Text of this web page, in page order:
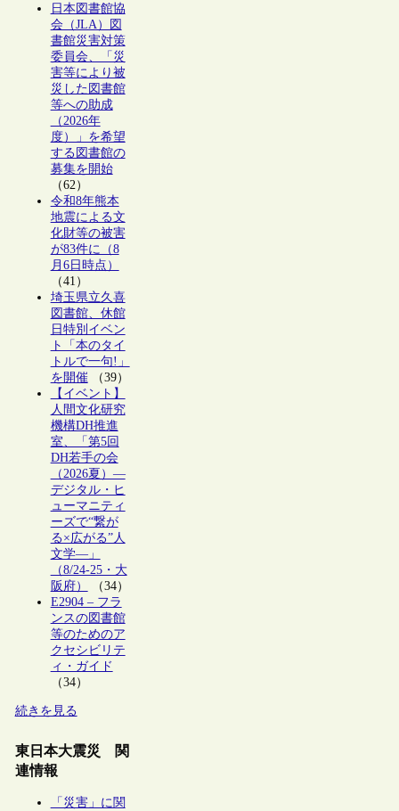
日本図書館協
会（JLA）図
書館災害対策
委員会、「災
害等により被
災した図書館
等への助成
（2026年
度）」を希望
する図書館の
募集を開始
（62）
令和8年熊本
地震による文
化財等の被害
が83件に（8
月6日時点）
（41）
埼玉県立久喜
図書館、休館
日特別イベン
ト「本のタイ
トルで一句!」
を開催（39）
【イベント】
人間文化研究
機構DH推進
室、「第5回
DH若手の会
（2026夏）―
デジタル・ヒ
ューマニティ
ーズで“繋が
る×広がる”人
文学―」
（8/24-25・大
阪府）
（34）
E2904 – フラ
ンスの図書館
等のためのア
クセシビリテ
ィ・ガイド
（34）
続きを見る
東日本大震災 関
連情報
「災害」に関